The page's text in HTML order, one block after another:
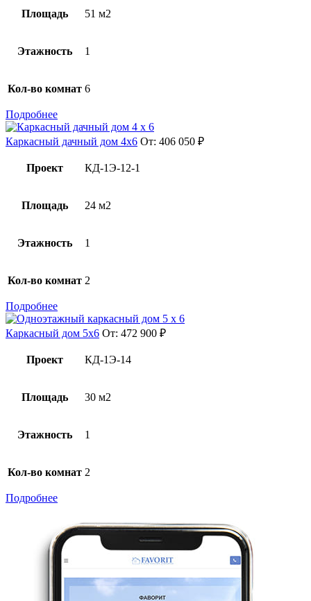
Площадь 51 м2
Этажность 1
Кол-во комнат 6
Подробнее
Каркасный дачный дом 4х6 От: 406 050 ₽
Проект КД-1Э-12-1
Площадь 24 м2
Этажность 1
Кол-во комнат 2
Подробнее
Каркасный дом 5х6 От: 472 900 ₽
Проект КД-1Э-14
Площадь 30 м2
Этажность 1
Кол-во комнат 2
Подробнее